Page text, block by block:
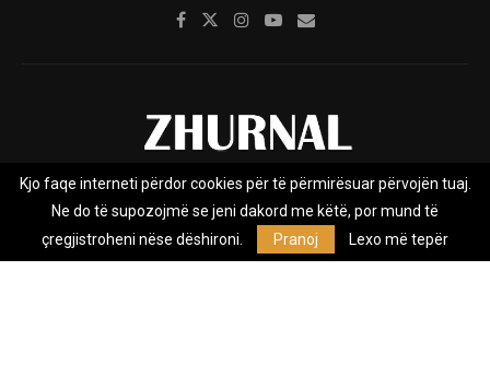
Rreth nesh Impresumi Marketing
Privacy Policy
Zhurnal.mk është Agjenci e Lajmeve e pavarur, e themeluar në vitin
Kjo faqe interneti përdor cookies për të përmirësuar përvojën tuaj.
Ne do të supozojmë se jeni dakord me këtë, por mund të
çregjistroheni nëse dëshironi.
Pranoj Lexo më tepër